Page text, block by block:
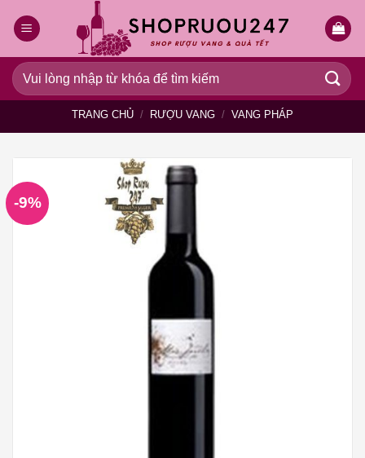
qua
dung
Tìm
kiếm:
TRANG CHỦ / RƯỢU VANG / VANG PHÁP
-9%